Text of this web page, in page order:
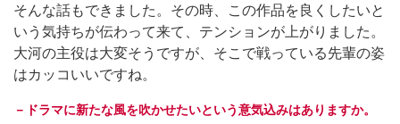
そんな話もできました。その時、この作品を良くしたいと
いう気持ちが伝わって来て、テンションが上がりました。
大河の主役は大変そうですが、そこで戦っている先輩の姿
はカッコいいですね。
－ドラマに新たな風を吹かせたいという意気込みはありますか。